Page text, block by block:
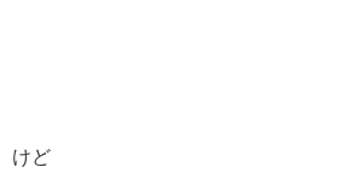
けど